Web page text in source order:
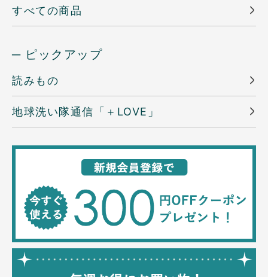
すべての商品
─ ピックアップ
読みもの
地球洗い隊通信「＋LOVE」